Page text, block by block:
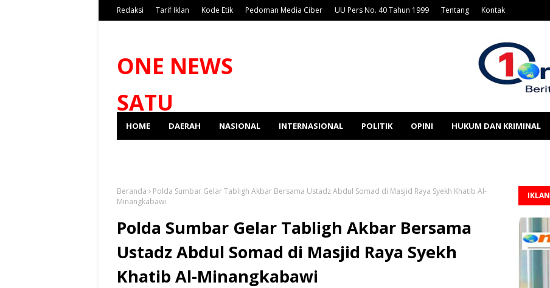
Redaksi Tarif Iklan Kode Etik Pedoman Media Ciber UU Pers No. 40 Tahun 1999 Tentang Kontak
ONE NEWS
SATU
HOME DAERAH NASIONAL INTERNASIONAL POLITIK OPINI HUKUM DAN KRIMINAL
Beranda
Polda Sumbar Gelar Tabligh Akbar Bersama Ustadz Abdul Somad di Masjid Raya Syekh Khatib Al-
Minangkabawi
Polda Sumbar Gelar Tabligh Akbar Bersama
Ustadz Abdul Somad di Masjid Raya Syekh
Khatib Al-Minangkabawi
IKLAN